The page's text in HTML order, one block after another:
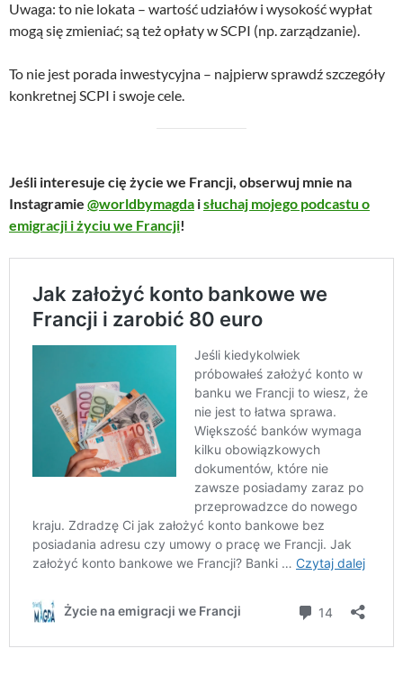
Uwaga: to nie lokata – wartość udziałów i wysokość wypłat
mogą się zmieniać; są też opłaty w SCPI (np. zarządzanie).
To nie jest porada inwestycyjna – najpierw sprawdź szczegóły
konkretnej SCPI i swoje cele.
Jeśli interesuje cię życie we Francji, obserwuj mnie na
Instagramie @worldbymagda isłuchaj mojego podcastu o
emigracji i życiu we Francji!